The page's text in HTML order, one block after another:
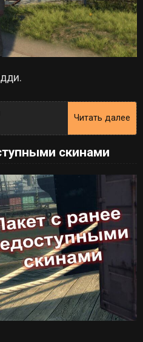
Читать далее
скинами